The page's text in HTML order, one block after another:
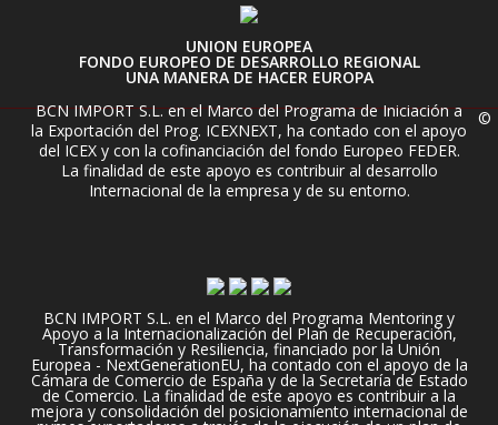
UNION EUROPEA
FONDO EUROPEO DE DESARROLLO REGIONAL
UNA MANERA DE HACER EUROPA
BCN IMPORT S.L. en el Marco del Programa de Iniciación a
la Exportación del Prog. ICEXNEXT, ha contado con el apoyo
del ICEX y con la cofinanciación del fondo Europeo FEDER.
La finalidad de este apoyo es contribuir al desarrollo
Internacional de la empresa y de su entorno.
BCN IMPORT S.L. en el Marco del Programa Mentoring y
Apoyo a la Internacionalización del Plan de Recuperación,
Transformación y Resiliencia, financiado por la Unión
Europea - NextGenerationEU, ha contado con el apoyo de la
Cámara de Comercio de España y de la Secretaría de Estado
de Comercio. La finalidad de este apoyo es contribuir a la
mejora y consolidación del posicionamiento internacional de
©